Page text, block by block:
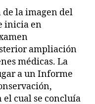
de la imagen del
inicia en
ampliación
médicas. La
a un Informe
el cual se concluía